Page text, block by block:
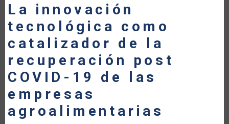
LA
NAVEGACIÓN
La innovación
tecnológica como
catalizador de la
recuperación post
COVID-19 de las
empresas
agroalimentarias